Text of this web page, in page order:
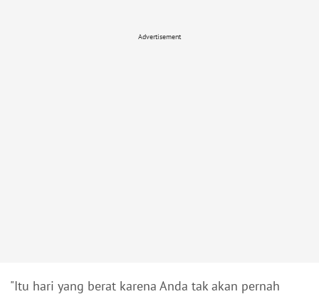
Advertisement
"Itu hari yang berat karena Anda tak akan pernah